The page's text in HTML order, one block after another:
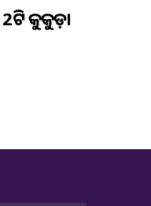
2ଟି କୁକୁଡ଼ା